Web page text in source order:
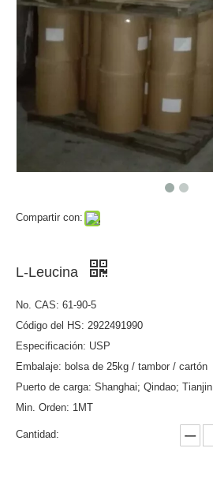
Compartir con:
L-Leucina
No. CAS: 61-90-5
Código del HS: 2922491990
Especificación: USP
Embalaje: bolsa de 25kg / tambor / cartón
Puerto de carga: Shanghai; Qindao; Tianjin
Min. Orden: 1MT
Cantidad: